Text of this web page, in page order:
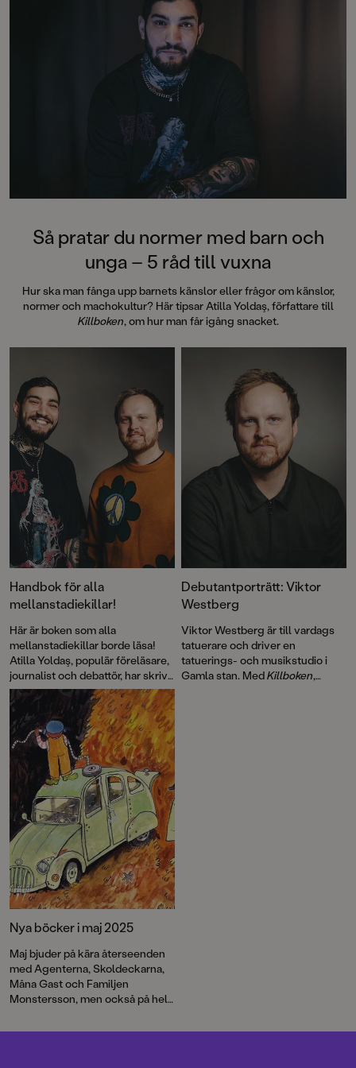
SVT Barn och sina tidigare
barnböcker om skogen, rymden,
kroppen, dinosaurier, hajar och
vulkaner. De lekfulla och roliga
bilderna är skapade av Mattias
Andersson, känd från bland annat
Kamratposten.I samma serie: Enkla
och roliga fakta om rymden,
dinosaurier, kroppen, hajar,
vulkaner och giftiga djur.
Så pratar du normer med barn och
unga – 5 råd till vuxna
Hur ska man fånga upp barnets känslor eller frågor om känslor,
normer och machokultur? Här tipsar Atilla Yoldaş, författare till
Killboken, om hur man får igång snacket.
Handbok för alla
mellanstadiekillar!
Här är boken som alla
mellanstadiekillar borde läsa!
Atilla Yoldaş, populär föreläsare,
journalist och debattör, har skrivit
en handbok för killar om hur man
blir fri från skadliga normer och
machokultur. Den innehåller
både lättillgängliga fakta och
massor av praktiska tips och
listor. För illustrationerna står
debutanten Viktor Westberg –
till vardags tatuerare.
Debutantporträtt: Viktor
Westberg
Viktor Westberg är till vardags
tatuerare och driver en
tatuerings- och musikstudio i
Gamla stan. MedKillboken,
Nya böcker i maj 2025
Maj bjuder på kära återseenden
med Agenterna, Skoldeckarna,
Måna Gast och Familjen
Monstersson, men också på helt
Andromeda och de andra